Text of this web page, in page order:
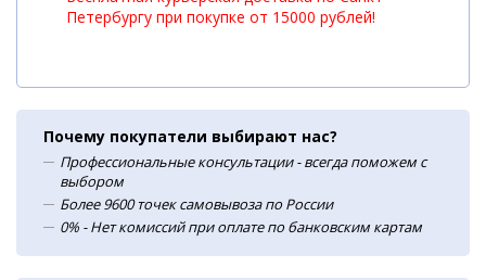
Петербургу при покупке от 15000 рублей!
Почему покупатели выбирают нас?
Профессиональные консультации - всегда поможем с
выбором
Более 9600 точек самовывоза по России
0% - Нет комиссий при оплате по банковским картам